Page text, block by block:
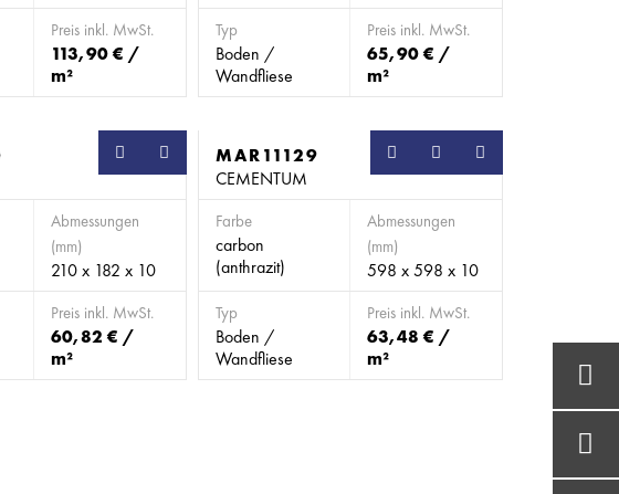
Preis inkl. MwSt.
113,90 € /
m²
Typ
Boden /
Wandfliese
Preis inkl. MwSt.
65,90 € /
m²
Abmessungen
(mm)
210 x 182 x 10
Preis inkl. MwSt.
60,82 € /
m²
MAR11129
CEMENTUM
Farbe
carbon
(anthrazit)
Abmessungen
(mm)
598 x 598 x 10
Typ
Boden /
Wandfliese
Preis inkl. MwSt.
63,48 € /
m²